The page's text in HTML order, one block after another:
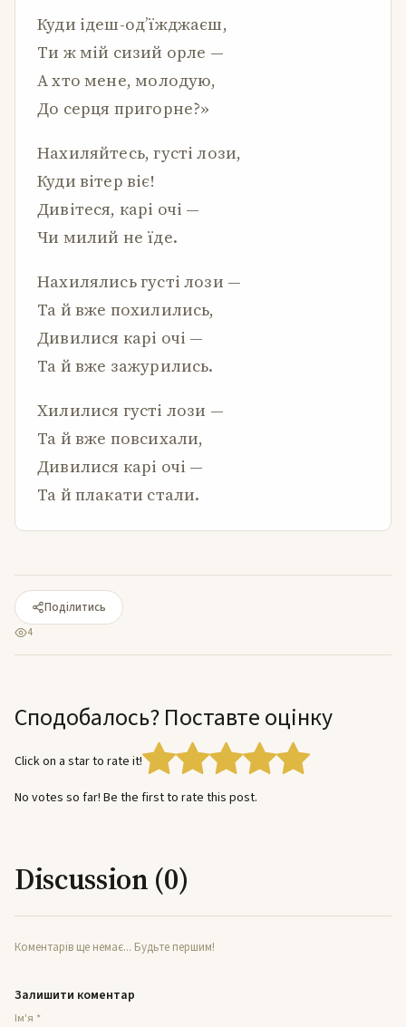
Куди ідеш-од’їжджаєш,
Ти ж мій сизий орле —
А хто мене, молодую,
До серця пригорне?»
Нахиляйтесь, густі лози,
Куди вітер віє!
Дивітеся, карі очі —
Чи милий не їде.
Нахилялись густі лози —
Та й вже похилились,
Дивилися карі очі —
Та й вже зажурились.
Хилилися густі лози —
Та й вже повсихали,
Дивилися карі очі —
Та й плакати стали.
Поділитись
4
Сподобалось? Поставте оцінку
Click on a star to rate it!
No votes so far! Be the first to rate this post.
Discussion (0)
Коментарів ще немає... Будьте першим!
Залишити коментар
Ім'я *